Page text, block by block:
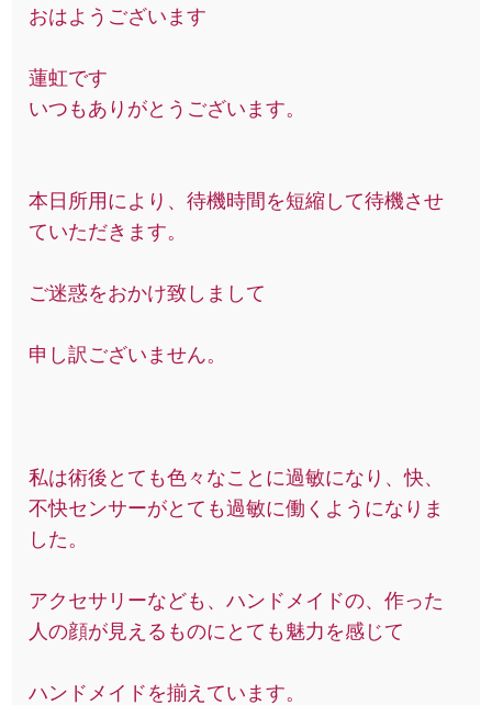
おはようございます
蓮虹です
いつもありがとうございます。
本日所用により、待機時間を短縮して待機させ
ていただきます。
ご迷惑をおかけ致しまして
申し訳ございません。
私は術後とても色々なことに過敏になり、快、
不快センサーがとても過敏に働くようになりま
した。
アクセサリーなども、ハンドメイドの、作った
人の顔が見えるものにとても魅力を感じて
ハンドメイドを揃えています。